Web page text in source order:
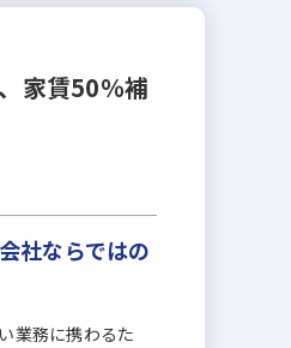
家賃50％補
社ならではの
業務に携わるた